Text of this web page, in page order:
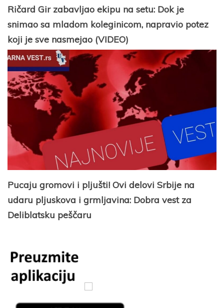
Ričard Gir zabavljao ekipu na setu: Dok je
snimao sa mladom koleginicom, napravio potez
koji je sve nasmejao (VIDEO)
Pucaju gromovi i pljušti! Ovi delovi Srbije na
udaru pljuskova i grmljavina: Dobra vest za
Deliblatsku peščaru